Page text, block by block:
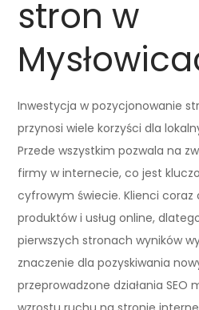
stron w
Inwestycja w pozycjonowanie
przynosi wiele korzyści dla
Przede wszystkim pozwala na
firmy w internecie, co jest
cyfrowym świecie. Klienci coraz
produktów i usług online,
pierwszych stronach wyników
znaczenie dla pozyskiwania
przeprowadzone działania SEO